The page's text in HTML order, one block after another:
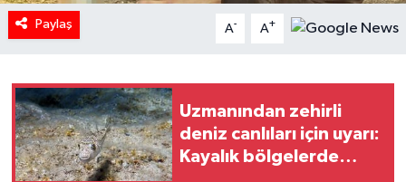
Paylaş A- A+
Uzmanından zehirli
deniz canlıları için uyarı:
Kayalık bölgelerde